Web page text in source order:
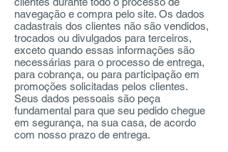
navegação e compra pelo site. Os dados
cadastrais dos clientes não são vendidos,
trocados ou divulgados para terceiros,
exceto quando essas informações são
necessárias para o processo de entrega,
para cobrança, ou para participação em
promoções solicitadas pelos clientes.
Seus dados pessoais são peça
fundamental para que seu pedido chegue
em segurança, na sua casa, de acordo
com nosso prazo de entrega.